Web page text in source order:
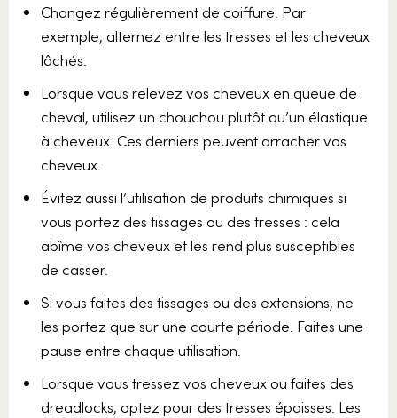
Changez régulièrement de coiffure. Par
exemple, alternez entre les tresses et les cheveux
lâchés.
Lorsque vous relevez vos cheveux en queue de
cheval, utilisez un chouchou plutôt qu’un élastique
à cheveux. Ces derniers peuvent arracher vos
cheveux.
Évitez aussi l’utilisation de produits chimiques si
vous portez des tissages ou des tresses : cela
abîme vos cheveux et les rend plus susceptibles
de casser.
Si vous faites des tissages ou des extensions, ne
les portez que sur une courte période. Faites une
pause entre chaque utilisation.
Lorsque vous tressez vos cheveux ou faites des
dreadlocks, optez pour des tresses épaisses. Les